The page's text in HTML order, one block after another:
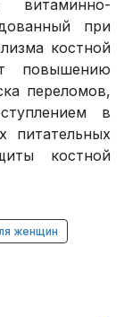
при
костной
повышению
переломов,
в
питательных
костной
женщин